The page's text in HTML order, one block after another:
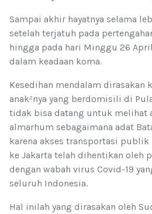
Sampai akhir hayatnya selama
setelah terjatuh pada
hingga pada hari Minggu 26
dalam keadaan koma.
Kesedihan mendalam dirasakan
anak²nya yang berdomisili di
tidak bisa datang untuk melihat
almarhum sebagaimana adat
karena akses transportasi
ke Jakarta telah dihentikan oleh
dengan wabah virus Covid-19
seluruh Indonesia.
Hal inilah yang dirasakan oleh